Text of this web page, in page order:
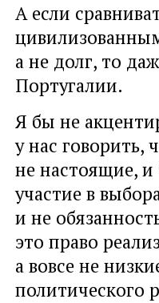
А если
а не долг, то
Португалии.
Я бы не
у нас говорить,
не настоящие,
участие в
и не
это право
а вовсе не
политического